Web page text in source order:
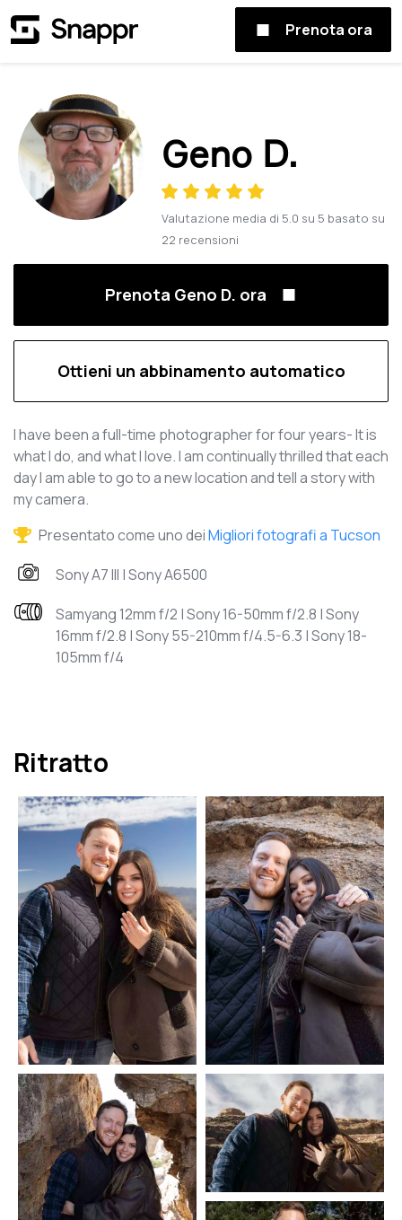
Prenota ora
Geno D.
Valutazione media di 5.0 su 5 basato su
22 recensioni
Prenota Geno D. ora
Ottieni un abbinamento automatico
I have been a full-time photographer for four years- It is
what I do, and what I love. I am continually thrilled that each
day I am able to go to a new location and tell a story with
my camera.
Presentato come uno deiMigliori fotografi a Tucson
Sony A7 III | Sony A6500
Samyang 12mm f/2 | Sony 16-50mm f/2.8 | Sony
16mm f/2.8 | Sony 55-210mm f/4.5-6.3 | Sony 18-
105mm f/4
Ritratto